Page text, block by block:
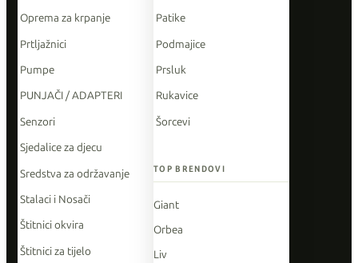
Oprema za krpanje
Prtljažnici
Pumpe
PUNJAČI / ADAPTERI
Senzori
Sjedalice za djecu
Sredstva za održavanje
Stalaci i Nosači
Štitnici okvira
Štitnici za tijelo
Patike
Podmajice
Prsluk
Rukavice
Šorcevi
TOP BRENDOVI
Giant
Orbea
Liv